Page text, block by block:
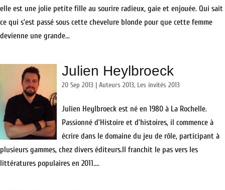
elle est une jolie petite fille au sourire radieux, gaie et enjouée. Qui sait
ce qui s’est passé sous cette chevelure blonde pour que cette femme
devienne une grande...
Julien Heylbroeck
20 Sep 2013| Auteurs 2013, Les invités 2013
Julien Heylbroeck est né en 1980 à La Rochelle.
Passionné d’Histoire et d’histoires, il commence à
écrire dans le domaine du jeu de rôle, participant à
plusieurs gammes, chez divers éditeurs.Il franchit le pas vers les
littératures populaires en 2011....